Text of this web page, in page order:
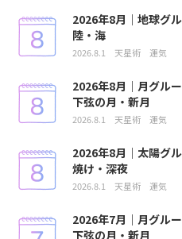
2026年8月｜地球グ
陸・海
2026.8.1 天星術 運気
2026年8月｜月グル
下弦の月・新月
2026.8.1 天星術 運気
2026年8月｜太陽グ
焼け・深夜
2026.8.1 天星術 運気
2026年7月｜月グル
下弦の月・新月